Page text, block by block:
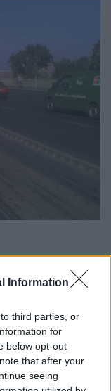
Information
third parties, or
for
below opt-out
that after your
seeing
még mindig
nem egészen
végigutazni,
hogy
nem rakattak
hogy túl